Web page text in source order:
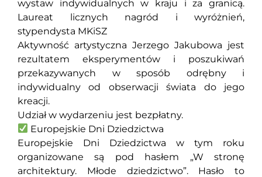
wystaw indywidualnych w kraju i za granicą.
Laureat licznych nagród i wyróżnień,
stypendysta MKiSZ
Aktywność artystyczna Jerzego Jakubowa jest
rezultatem eksperymentów i poszukiwań
przekazywanych w sposób odrębny i
indywidualny od obserwacji świata do jego
kreacji.
Udział w wydarzeniu jest bezpłatny.
Europejskie Dni Dziedzictwa
Europejskie Dni Dziedzictwa w tym roku
organizowane są pod hasłem „W stronę
architektury. Młode dziedzictwo”. Hasło to